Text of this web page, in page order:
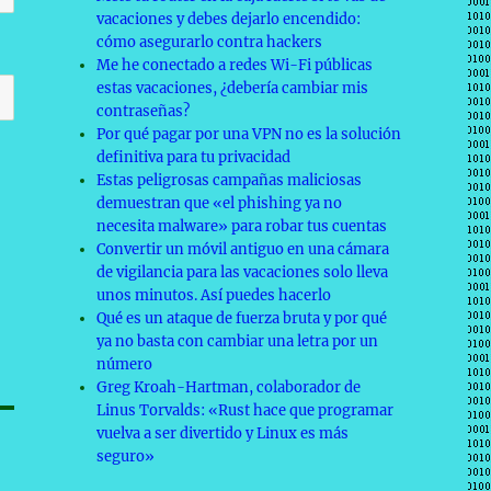
vacaciones y debes dejarlo encendido:
cómo asegurarlo contra hackers
Me he conectado a redes Wi-Fi públicas
estas vacaciones, ¿debería cambiar mis
contraseñas?
Por qué pagar por una VPN no es la solución
definitiva para tu privacidad
Estas peligrosas campañas maliciosas
demuestran que «el phishing ya no
necesita malware» para robar tus cuentas
Convertir un móvil antiguo en una cámara
de vigilancia para las vacaciones solo lleva
unos minutos. Así puedes hacerlo
Qué es un ataque de fuerza bruta y por qué
ya no basta con cambiar una letra por un
número
Greg Kroah-Hartman, colaborador de
Linus Torvalds: «Rust hace que programar
vuelva a ser divertido y Linux es más
seguro»